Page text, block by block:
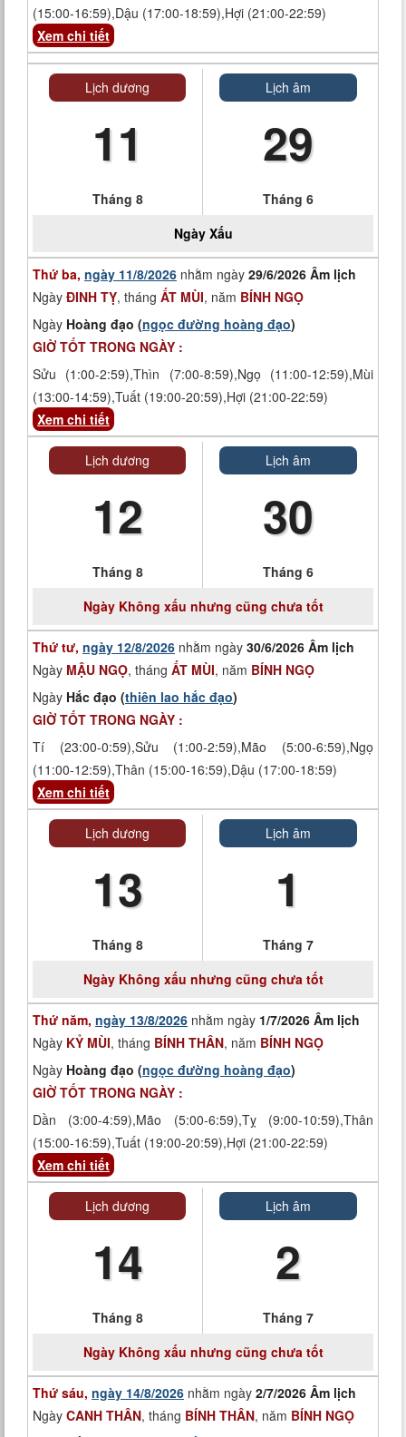
(15:00-16:59),Dậu (17:00-18:59),Hợi (21:00-22:59)
Xem chi tiết
Lịch dương
11
Tháng 8
Lịch âm
29
Tháng 6
Ngày Xấu
Thứ ba, ngày 11/8/2026 nhằm ngày 29/6/2026 Âm lịch
Ngày ĐINH TỴ, tháng ẤT MÙI, năm BÍNH NGỌ
Ngày Hoàng đạo (ngọc đường hoàng đạo)
GIỜ TỐT TRONG NGÀY :
Sửu (1:00-2:59),Thìn (7:00-8:59),Ngọ (11:00-12:59),Mùi
(13:00-14:59),Tuất (19:00-20:59),Hợi (21:00-22:59)
Xem chi tiết
Lịch dương
12
Tháng 8
Lịch âm
30
Tháng 6
NgàyKhông xấu nhưng cũng chưa tốt
Thứ tư, ngày 12/8/2026 nhằm ngày 30/6/2026 Âm lịch
Ngày MẬU NGỌ, tháng ẤT MÙI, năm BÍNH NGỌ
Ngày Hắc đạo (thiên lao hắc đạo)
GIỜ TỐT TRONG NGÀY :
Tí (23:00-0:59),Sửu (1:00-2:59),Mão (5:00-6:59),Ngọ
(11:00-12:59),Thân (15:00-16:59),Dậu (17:00-18:59)
Xem chi tiết
Lịch dương
13
Tháng 8
Lịch âm
1
Tháng 7
NgàyKhông xấu nhưng cũng chưa tốt
Thứ năm, ngày 13/8/2026 nhằm ngày 1/7/2026 Âm lịch
Ngày KỶ MÙI, tháng BÍNH THÂN, năm BÍNH NGỌ
Ngày Hoàng đạo (ngọc đường hoàng đạo)
GIỜ TỐT TRONG NGÀY :
Dần (3:00-4:59),Mão (5:00-6:59),Tỵ (9:00-10:59),Thân
(15:00-16:59),Tuất (19:00-20:59),Hợi (21:00-22:59)
Xem chi tiết
Lịch dương
14
Tháng 8
Lịch âm
2
Tháng 7
NgàyKhông xấu nhưng cũng chưa tốt
Thứ sáu, ngày 14/8/2026 nhằm ngày 2/7/2026 Âm lịch
Ngày CANH THÂN, tháng BÍNH THÂN, năm BÍNH NGỌ